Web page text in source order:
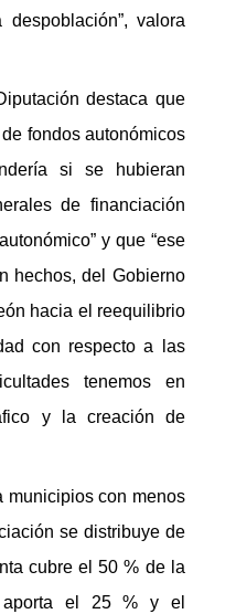
valora
destaca que
fondos autonómicos
si se hubieran
de financiación
y que “ese
hechos, del Gobierno
hacia el reequilibrio
con respecto a las
tenemos en
y la creación de
municipios con menos
se distribuye de
cubre el 50 % de la
aporta el 25 % y el